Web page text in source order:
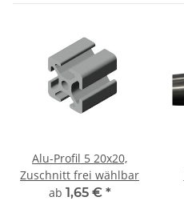
Alu-Profil 5 20x20,
Zuschnitt frei wählbar
ab 1,65 € *